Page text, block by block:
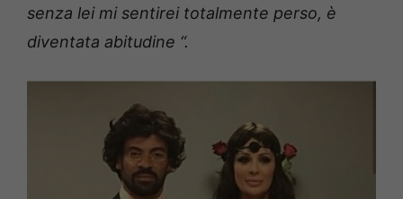
senza lei mi sentirei totalmente perso, è
diventata abitudine “.